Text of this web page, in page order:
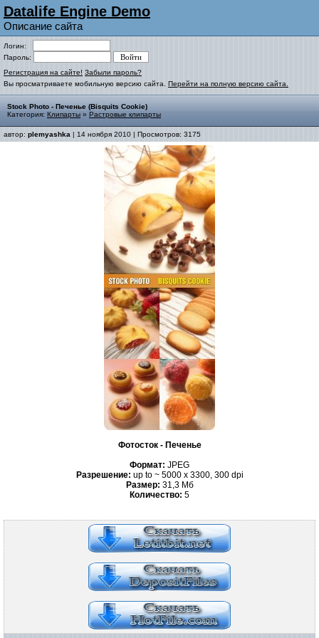
Datalife Engine Demo
Описание сайта
Логин:
Пароль:
Регистрация на сайте! Забыли пароль?
Вы просматриваете мобильную версию сайта. Перейти на полную версию сайта.
Stock Photo - Печенье (Bisquits Cookie)
Категория: Клипарты » Растровые клипарты
автор: plemyashka | 14 ноября 2010 | Просмотров: 3175
Фотосток - Печенье
Формат: JPEG
Разрешение: up to ~ 5000 x 3300, 300 dpi
Размер: 31,3 Мб
Количество: 5